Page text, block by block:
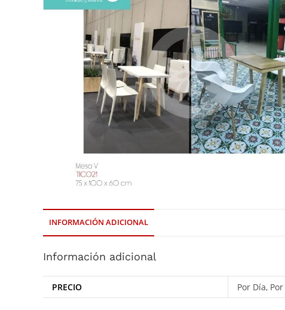
INFORMACIÓN ADICIONAL
Información adicional
PRECIO Por Día,